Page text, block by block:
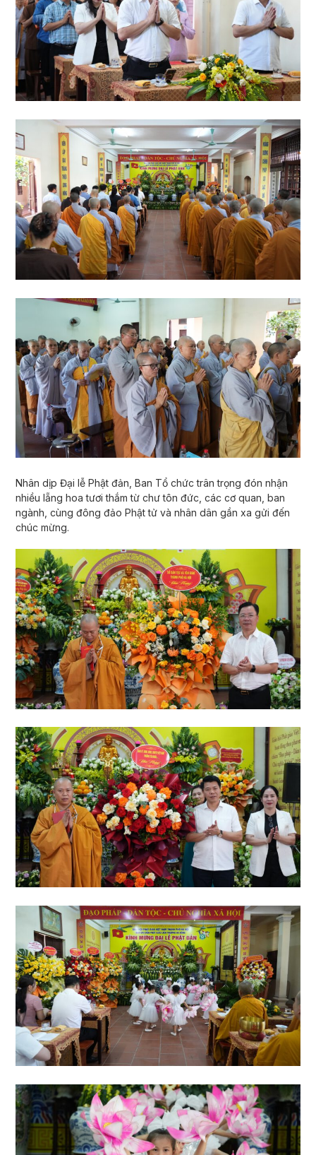
Nhân dịp Đại lễ Phật đản, Ban Tổ chức trân trọng đón nhận
nhiều lẵng hoa tươi thắm từ chư tôn đức, các cơ quan, ban
ngành, cùng đông đảo Phật tử và nhân dân gần xa gửi đến
chúc mừng.